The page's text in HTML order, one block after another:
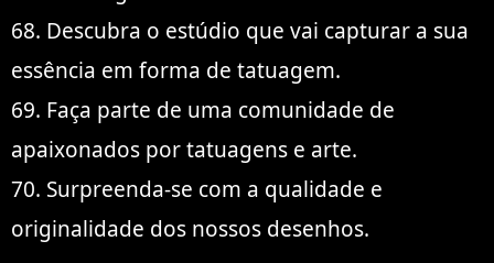
68. Descubra o estúdio que vai capturar a sua
essência em forma de tatuagem.
69. Faça parte de uma comunidade de
apaixonados por tatuagens e arte.
70. Surpreenda-se com a qualidade e
originalidade dos nossos desenhos.